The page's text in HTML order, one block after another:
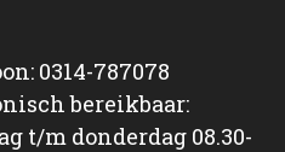
0314-787078
bereikbaar:
t/m donderdag 08.30-